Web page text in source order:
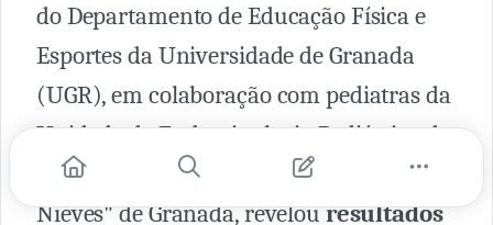
do Departamento de Educação Física e
Esportes da Universidade de Granada
(UGR), em colaboração com pediatras da
Unidade de Endocrinologia Pediátrica do
Hospital Universitário "Virgen de las
Nieves" de Granada, revelouresultados